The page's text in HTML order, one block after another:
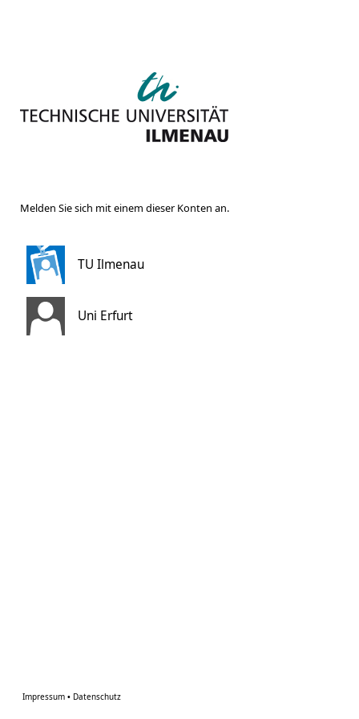
Melden Sie sich mit einem dieser Konten an.
TU Ilmenau
Uni Erfurt
Impressum • Datenschutz